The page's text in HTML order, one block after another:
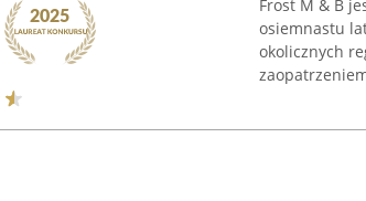
Frost M & B
osiemnastu
okolicznych